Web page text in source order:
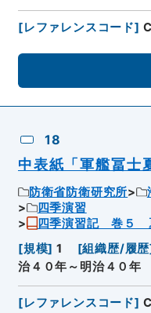
[レファレンスコード]
18
中表紙「軍艦冨士
防衛省防衛研究所
四季演習
四季演習記 巻５
[規模] 1 [組織歴/履歴
治４０年～明治４０年
[レファレンスコード]